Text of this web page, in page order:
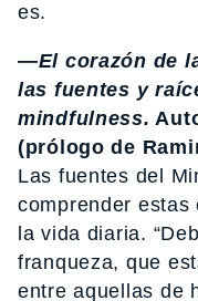
es.
—El corazón de
las fuentes y
mindfulness.
(prólogo de
Las fuentes del
comprender estas
la vida diaria.
franqueza, que
entre aquellas de